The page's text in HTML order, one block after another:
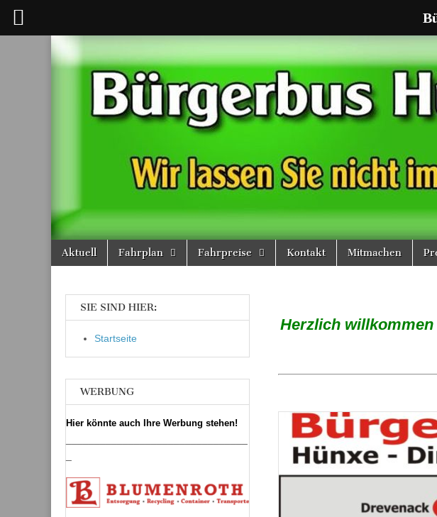
Bürgerbus
Hünxe
Aktuell Fahrplan Fahrpreise Kontakt Mitmachen
Herzlich
SIE SIND HIER:
Startseite
WERBUNG
Hier könnte auch Ihre Werbung stehen!